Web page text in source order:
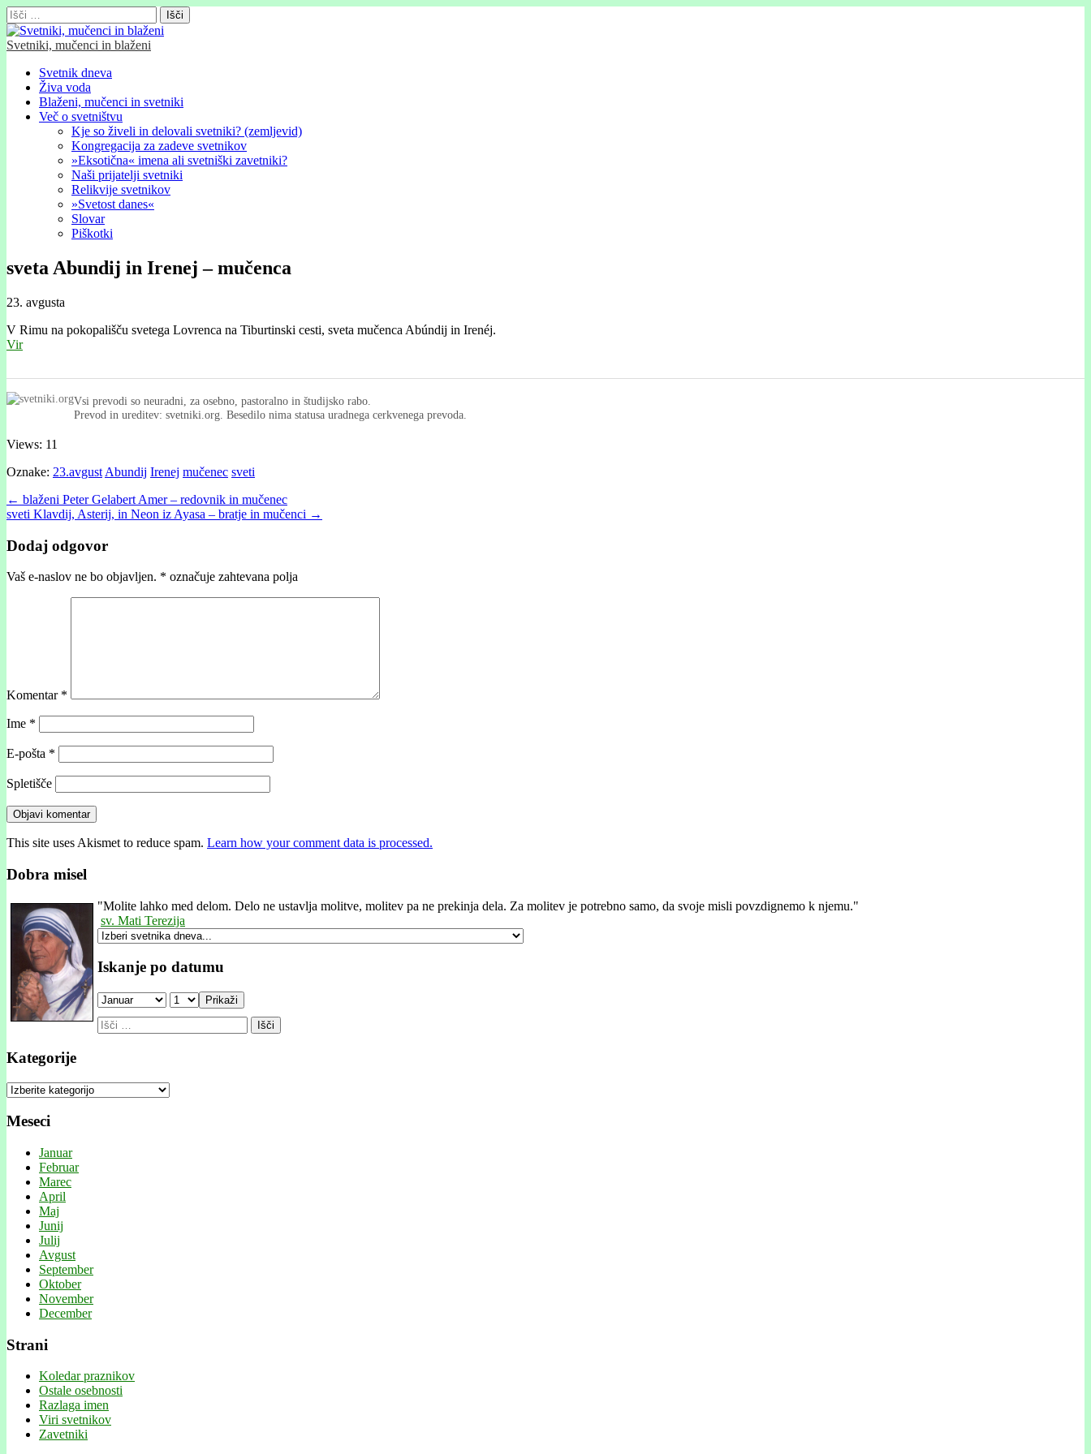
Išči:
Svetniki, mučenci in blaženi
Glavni
meni
Skip
content
Svetnik dneva
Živa voda
Blaženi, mučenci in svetniki
Več o svetništvu
Kje so živeli in delovali svetniki? (zemljevid)
Kongregacija za zadeve svetnikov
»Eksotična« imena ali svetniški zavetniki?
Naši prijatelji svetniki
Relikvije svetnikov
»Svetost danes«
Slovar
Piškotki
sveta Abundij in Irenej – mučenca
23. avgusta
V Rimu na pokopališču svetega Lovrenca na Tiburtinski cesti, sveta mučenca Abúndij in Irenéj.
Vir
Vsi prevodi so neuradni, za osebno, pastoralno in študijsko rabo.
Prevod in ureditev: svetniki.org. Besedilo nima statusa uradnega cerkvenega prevoda.
Views: 11
Oznake: 23.avgust Abundij Irenej mučenec sveti
Post
navigation
← blaženi Peter Gelabert Amer – redovnik in mučenec
sveti Klavdij, Asterij, in Neon iz Ayasa – bratje in mučenci →
Dodaj odgovor
Vaš e-naslov ne bo objavljen. * označuje zahtevana polja
Komentar *
Ime *
E-pošta *
Spletišče
This site uses Akismet to reduce spam. Learn how your comment data is processed.
Dobra misel
"Molite lahko med delom. Delo ne ustavlja molitve, molitev pa ne prekinja dela. Za molitev je potrebno samo, da svoje misli povzdignemo k njemu."
sv. Mati Terezija
Iskanje po datumu
Prikaži
Išči:
Kategorije
Kategorije
Meseci
Januar
Februar
Marec
April
Maj
Junij
Julij
Avgust
September
Oktober
November
December
Strani
Koledar praznikov
Ostale osebnosti
Razlaga imen
Viri svetnikov
Zavetniki